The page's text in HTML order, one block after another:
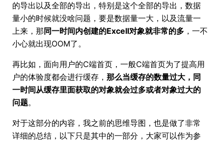
的导出以及全部的导出，特别是这个全部的导出，数据
量小的时候就没啥问题，要是数据量一大，以及流量一
上来，那 同一时间内创建的Excell对象就非常的多 ，一不
小心就出现OOM了。
再比如，面向用户的C端首页，一般C端首页为了提高用
户的体验度都会进行缓存， 那么当缓存的数量过大，同
一时间从缓存里面获取的对象就会过多或者对象过大的
问题。
对于这部分的内容，我之前的思维导图，也是做了非常
详细的总结，以下只是其中的一部分，大家可以作为参